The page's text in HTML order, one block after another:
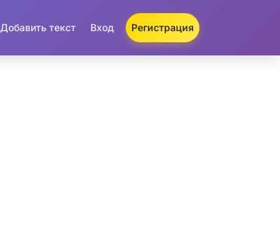
Добавить текст Вход Регистрация